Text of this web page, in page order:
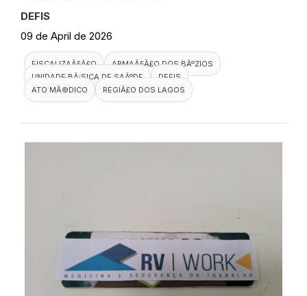
DEFIS
09 de April de 2026
FISCALIZAÃ§Ã£O
ARMAÃ§Ã£O DOS BÃºZIOS
UNIDADE BÃ¡SICA DE SAÃºDE
DEFIS
ATO MÃ©DICO
REGIÃ£O DOS LAGOS